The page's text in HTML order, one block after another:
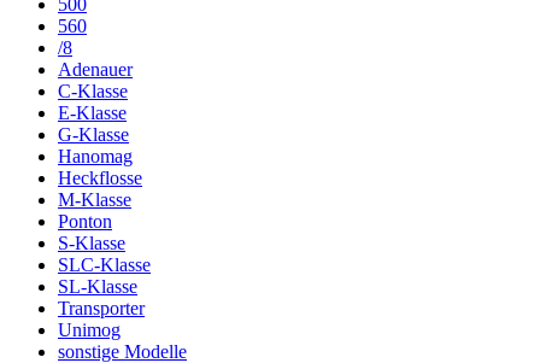
500
560
/8
Adenauer
C-Klasse
E-Klasse
G-Klasse
Hanomag
Heckflosse
M-Klasse
Ponton
S-Klasse
SLC-Klasse
SL-Klasse
Transporter
Unimog
sonstige Modelle